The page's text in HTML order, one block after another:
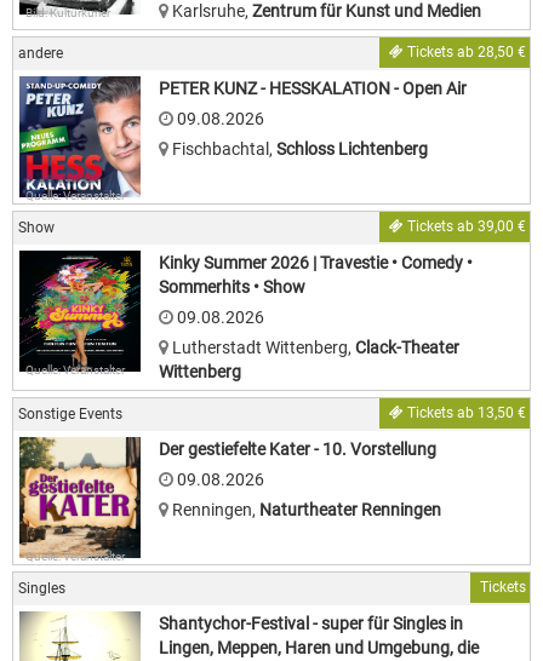
Bild: Kulturkurier
Karlsruhe, Zentrum für Kunst und Medien
andere Tickets ab 28,50 €
Quelle: Veranstalter
PETER KUNZ - HESSKALATION - Open Air
09.08.2026
Fischbachtal , Schloss Lichtenberg
Show Tickets ab 39,00 €
Quelle: Veranstalter
Kinky Summer 2026 | Travestie • Comedy •
Sommerhits • Show
09.08.2026
Lutherstadt Wittenberg, Clack-Theater
Wittenberg
Sonstige Events Tickets ab 13,50 €
Quelle: Veranstalter
Der gestiefelte Kater - 10. Vorstellung
09.08.2026
Renningen, Naturtheater Renningen
Singles Tickets
Shantychor-Festival - super für Singles in
Lingen, Meppen, Haren und Umgebung, die